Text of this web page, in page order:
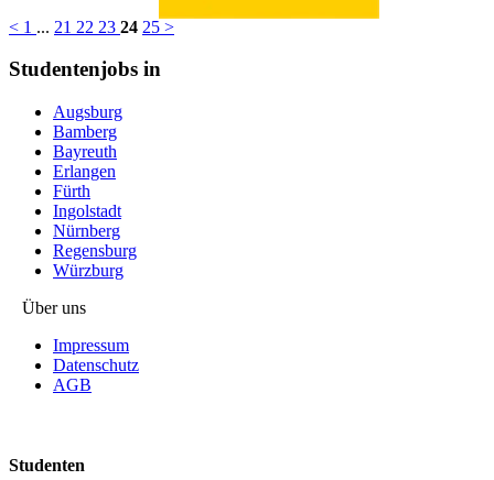
< 1 ... 21 22 23 24 25 >
Studentenjobs in
Augsburg
Bamberg
Bayreuth
Erlangen
Fürth
Ingolstadt
Nürnberg
Regensburg
Würzburg
Über uns
Impressum
Datenschutz
AGB
Studenten